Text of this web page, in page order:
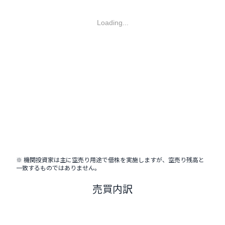
Loading...
※ 機関投資家は主に空売り用途で借株を実施しますが、空売り残高と
一致するものではありません。
売買内訳